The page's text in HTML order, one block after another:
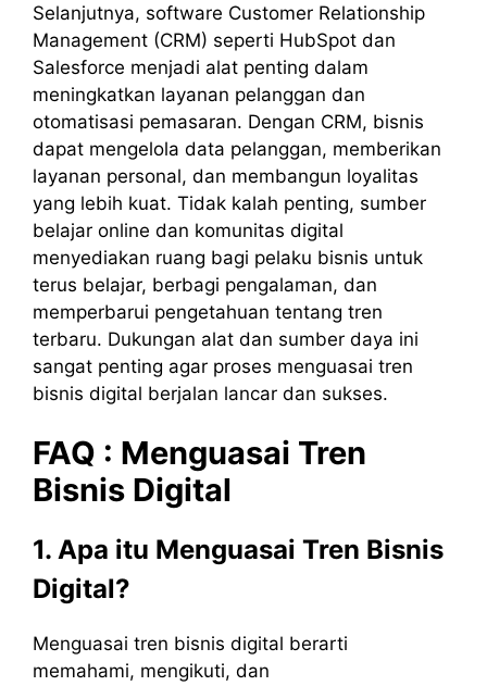
Selanjutnya, software Customer Relationship
Management (CRM) seperti HubSpot dan
Salesforce menjadi alat penting dalam
meningkatkan layanan pelanggan dan
otomatisasi pemasaran. Dengan CRM, bisnis
dapat mengelola data pelanggan, memberikan
layanan personal, dan membangun loyalitas
yang lebih kuat. Tidak kalah penting, sumber
belajar online dan komunitas digital
menyediakan ruang bagi pelaku bisnis untuk
terus belajar, berbagi pengalaman, dan
memperbarui pengetahuan tentang tren
terbaru. Dukungan alat dan sumber daya ini
sangat penting agar proses menguasai tren
bisnis digital berjalan lancar dan sukses.
FAQ : Menguasai Tren
Bisnis Digital
1. Apa itu Menguasai Tren Bisnis
Digital?
Menguasai tren bisnis digital berarti
memahami, mengikuti, dan